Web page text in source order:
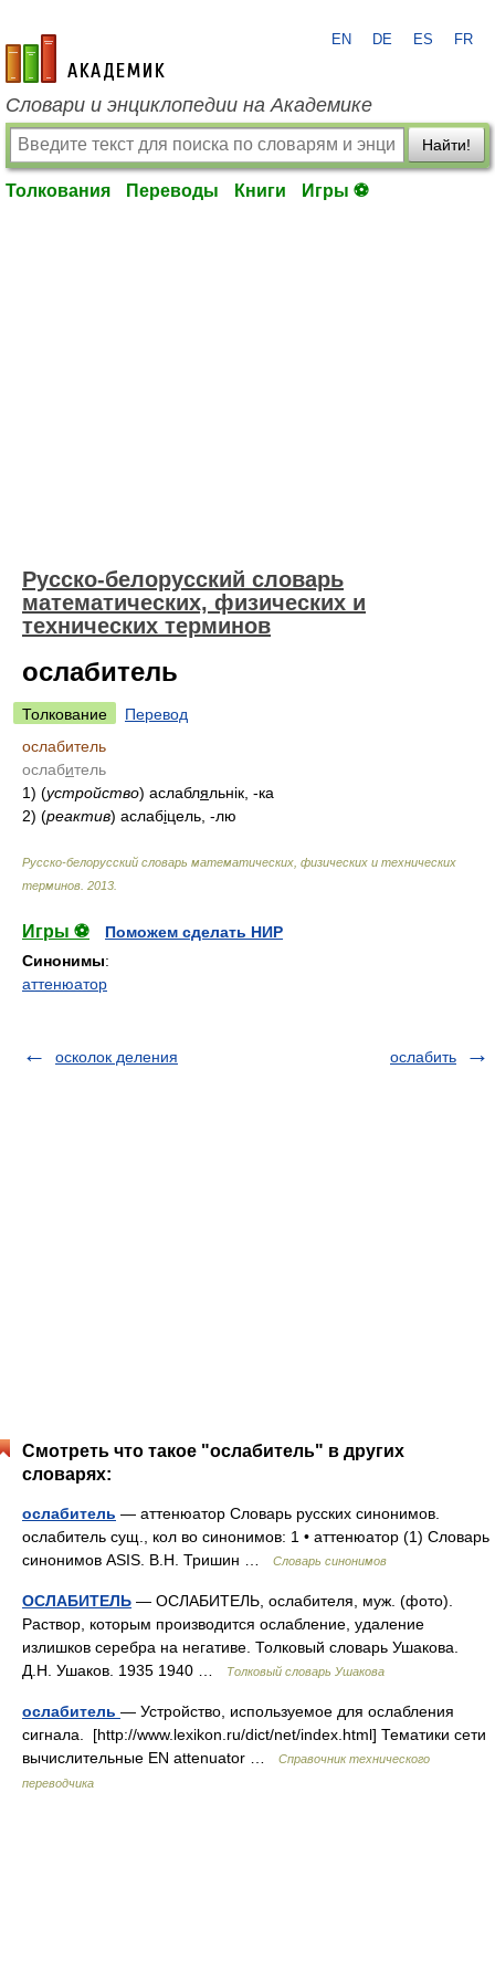
academic.ru
EN DE ES FR
Словари и энциклопедии на Академике
Найти!
Толкования Переводы Книги Игры ⚽
Русско-белорусский словарь
математических, физических и
технических терминов
ослабитель
Толкование
Перевод
ослабитель
ослабитель
1) (устройство) аслабляльнік, -ка
2) (реактив) аслабiцель, -лю
Русско-белорусский словарь математических, физических и технических
терминов 2013
Игры ⚽
Поможем сделать НИР
Синонимы:
аттенюатор
осколок деления ослабить
Смотреть что такое "ослабитель" в других
словарях:
ослабитель — аттенюатор Словарь русских синонимов.
ослабитель сущ., кол во синонимов: 1 • аттенюатор (1) Словарь
синонимов ASIS. В.Н. Тришин …
Словарь синонимов
ОСЛАБИТЕЛЬ — ОСЛАБИТЕЛЬ, ослабителя, муж. (фото).
Раствор, которым производится ослабление, удаление
излишков серебра на негативе. Толковый словарь Ушакова.
Д.Н. Ушаков. 1935 1940 …
Толковый словарь Ушакова
ослабитель — Устройство, используемое для ослабления
сигнала. [http://www.lexikon.ru/dict/net/index.html] Тематики сети
вычислительные EN attenuator …
Справочник технического
переводчика